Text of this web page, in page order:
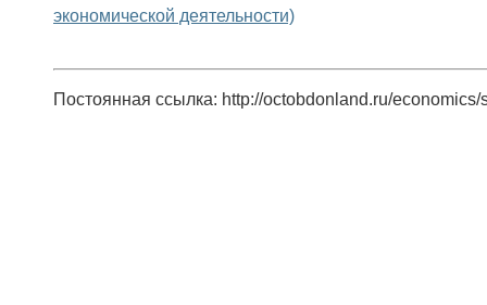
экономической деятельности)
Постоянная ссылка: http://octobdonland.ru/